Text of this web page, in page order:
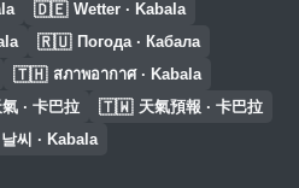
🇩🇪 Wetter · Kabala
🇷🇺 Погода · Кабала
🇹🇭 สภาพอากาศ · Kabala
氣 · 卡巴拉 🇹🇼 天氣預報 · 卡巴拉
날씨 · Kabala